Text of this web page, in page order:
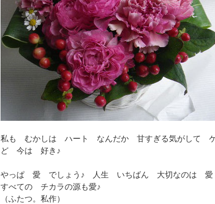
私も むかしは ハート なんだか 甘すぎる気がして ケ
ど 今は 好き♪
やっぱ 愛 でしょう♪ 人生 いちばん 大切なのは 愛
すべての チカラの源も愛♪
（ふたつ。私作）